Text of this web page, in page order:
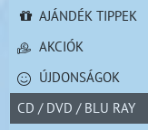
AJÁNDÉK TIPPEK
AKCIÓK
ÚJDONSÁGOK
CD / DVD / BLU RAY